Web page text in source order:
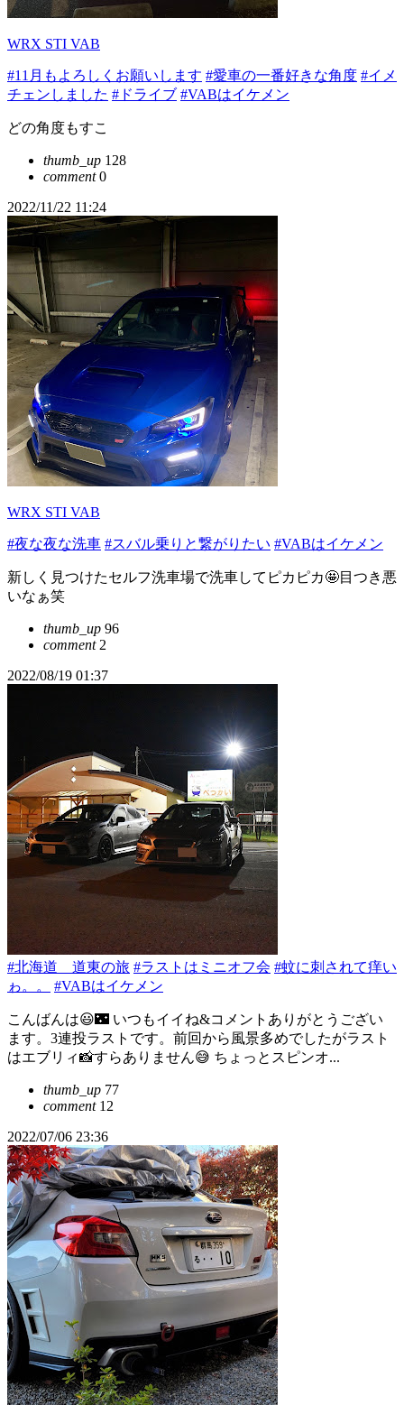
WRX STI VAB
#11月もよろしくお願いします #愛車の一番好きな角度 #イメ
チェンしました #ドライブ #VABはイケメン
どの角度もすこ
thumb_up 128
comment0
2022/11/22 11:24
WRX STI VAB
#夜な夜な洗車 #スバル乗りと繋がりたい #VABはイケメン
新しく見つけたセルフ洗車場で洗車してピカピカ🤩目つき悪
いなぁ笑
thumb_up 96
comment2
2022/08/19 01:37
#北海道 道東の旅 #ラストはミニオフ会 #蚊に刺されて痒い
ゎ。。
#VABはイケメン
こんばんは😃🌃 いつもイイね&コメントありがとうござい
ます。3連投ラストです。前回から風景多めでしたがラスト
はエブリィ📸すらありません😅 ちょっとスピンオ...
thumb_up 77
comment12
2022/07/06 23:36